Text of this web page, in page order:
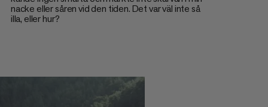
nacke eller såren vid den tiden. Det var väl inte så
illa, eller hur?